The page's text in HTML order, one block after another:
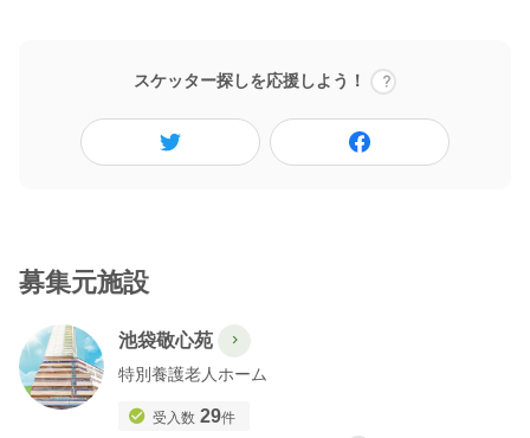
09:30施設内見学(障害者支援施設雑司谷)
10:00移動動物園開催
ご利用者の誘導等お手伝いをして頂きます。
12:00昼食休憩
1日の振り返りと質疑応答致します。
15:00解散
※当施設にお越しいただく時に入口で体温測定を行います。37.0
度以上ある場合はご遠慮 いただくこととなりますので、ご確認の
スケッター探しを応援しよう！
募集元施設
池袋敬心苑
特別養護老人ホーム
受入数 29件